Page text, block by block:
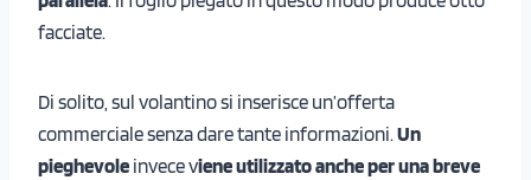
facciate.
Di solito, sul volantino si inserisce un’offerta
commerciale senza dare tante informazioni.Un
pieghevole invece viene utilizzato anche per una breve